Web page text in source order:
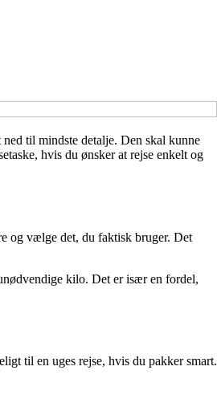
til mindste detalje. Den skal kunne
hvis du ønsker at rejse enkelt og
og vælge det, du faktisk bruger. Det
kilo. Det er især en fordel,
til en uges rejse, hvis du pakker smart.